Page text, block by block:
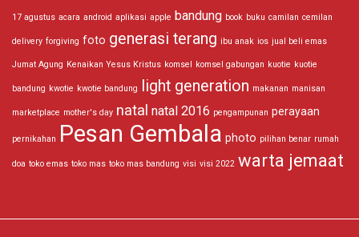
17 agustus acara android aplikasi apple bandung book buku camilan cemilan
delivery forgiving foto generasi terang ibu anak ios jual beli emas
Jumat Agung Kenaikan Yesus Kristus komsel komsel gabungan kuotie kuotie
bandung kwotie kwotie bandung light generation makanan manisan
marketplace mother's day natal natal 2016 pengampunan perayaan
pernikahan Pesan Gembala photo pilihan benar rumah
doa toko emas toko mas toko mas bandung visi visi 2022 warta jemaat